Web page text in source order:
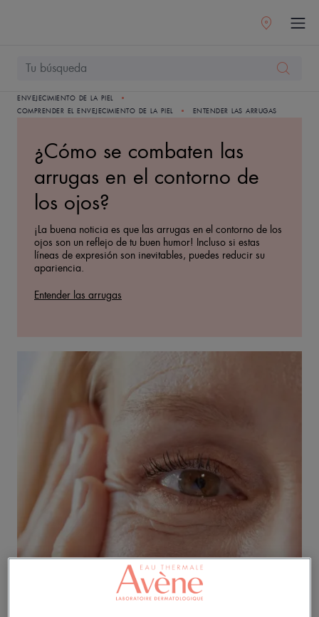
ENVEJECIMIENTO DE LA PIEL
COMPRENDER EL ENVEJECIMIENTO DE LA PIEL
ENTENDER LAS ARRUGAS
¿Cómo se combaten las
arrugas en el contorno de
los ojos?
¡La buena noticia es que las arrugas en el contorno de los
ojos son un reflejo de tu buen humor! Incluso si estas
líneas de expresión son inevitables, puedes reducir su
apariencia.
Entender las arrugas